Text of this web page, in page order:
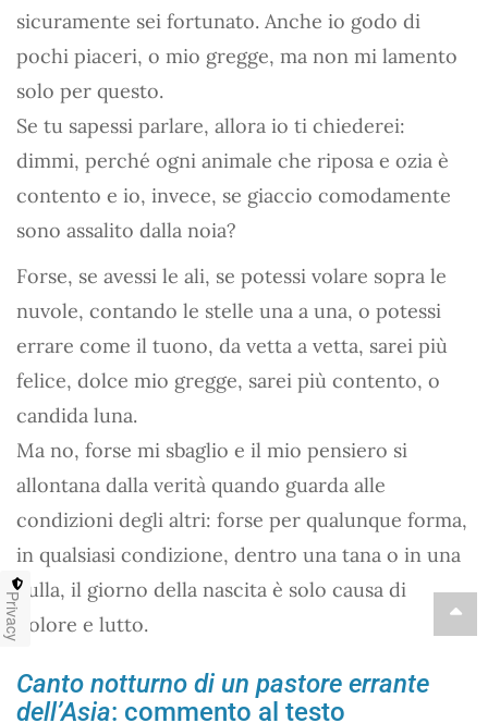
sicuramente sei fortunato. Anche io godo di
pochi piaceri, o mio gregge, ma non mi lamento
solo per questo.
Se tu sapessi parlare, allora io ti chiederei:
dimmi, perché ogni animale che riposa e ozia è
contento e io, invece, se giaccio comodamente
sono assalito dalla noia?
Forse, se avessi le ali, se potessi volare sopra le
nuvole, contando le stelle una a una, o potessi
errare come il tuono, da vetta a vetta, sarei più
felice, dolce mio gregge, sarei più contento, o
candida luna.
Ma no, forse mi sbaglio e il mio pensiero si
allontana dalla verità quando guarda alle
condizioni degli altri: forse per qualunque forma,
in qualsiasi condizione, dentro una tana o in una
culla, il giorno della nascita è solo causa di
dolore e lutto.
Canto notturno di un pastore errante
dell’Asia: commento al testo
Privacy